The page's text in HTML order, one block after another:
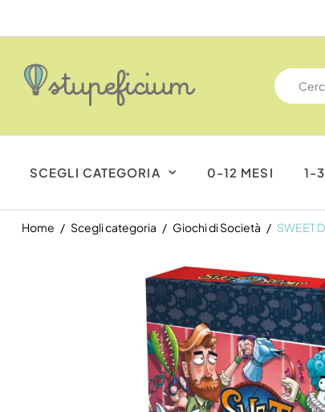
SCEGLI CATEGORIA 0-12 MESI 1-
Home Scegli categoria Giochi di Società SWEET